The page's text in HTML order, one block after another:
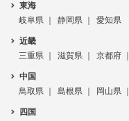
東海
岐阜県
静岡県 愛知県
近畿
三重県
滋賀県 京都府
中国
鳥取県
島根県 岡山県
四国